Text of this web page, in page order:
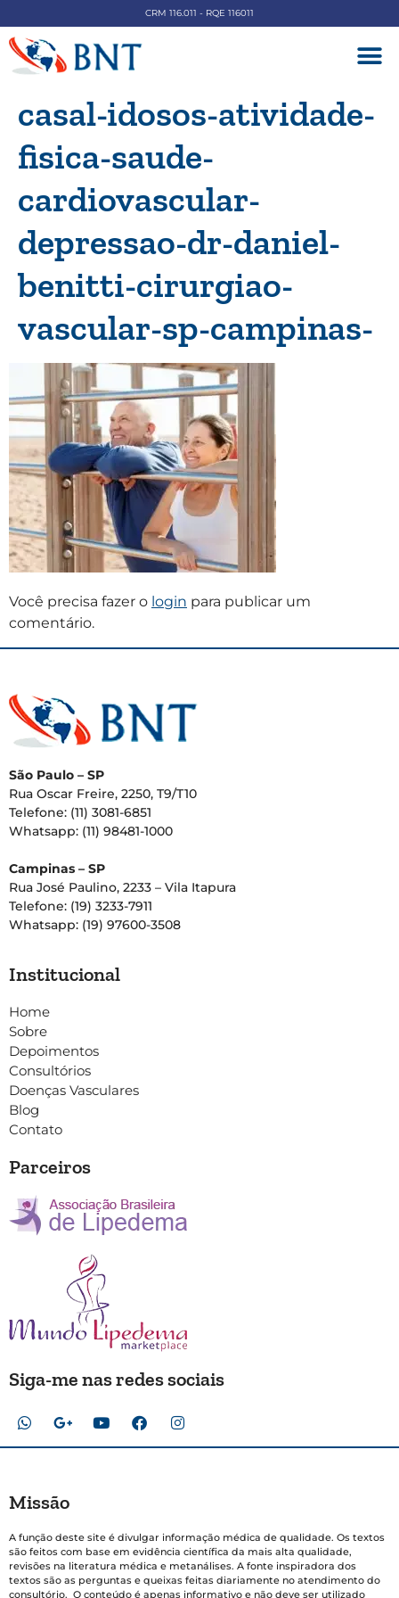
CRM 116.011 - RQE 116011
casal-idosos-atividade-
fisica-saude-
cardiovascular-
depressao-dr-daniel-
benitti-cirurgiao-
vascular-sp-campinas-
Você precisa fazer o login para publicar um
comentário.
São Paulo – SP
Rua Oscar Freire, 2250, T9/T10
Telefone: (11) 3081-6851
Whatsapp: (11) 98481-1000
Campinas – SP
Rua José Paulino, 2233 – Vila Itapura
Telefone: (19) 3233-7911
Whatsapp: (19) 97600-3508
Institucional
Home
Sobre
Depoimentos
Consultórios
Doenças Vasculares
Blog
Contato
Parceiros
Siga-me nas redes sociais
Missão
A função deste site é divulgar informação médica de qualidade. Os textos
são feitos com base em evidência científica da mais alta qualidade,
revisões na literatura médica e metanálises. A fonte inspiradora dos
textos são as perguntas e queixas feitas diariamente no atendimento do
consultório. O conteúdo é apenas informativo e não deve ser utilizado